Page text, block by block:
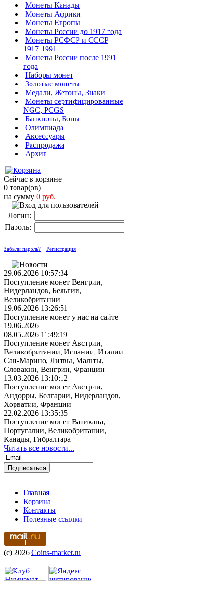
Монеты Канады
Монеты Африки
Монеты Европы
Монеты России до 1917 года
Монеты РСФСР и СССР
1917-1991
Монеты России после 1991
года
Наборы монет
Золотые монеты
Медали, Жетоны, Знаки
Монеты сертифицированные
NGC, PCGS
Банкноты, Боны
Олимпиада
Аксессуары
Распродажа
Архив
Сейчас в корзине
0 товар(ов)
на сумму 0 руб.
Логин:
Пароль:
Забыли пароль? Регистрация
29.06.2026 10:57:34
Поступление монет Венгрии,
Нидерландов, Бельгии,
Великобритании
19.06.2026 13:26:51
Поступление монет у нас на сайте
19.06.2026
08.05.2026 11:49:19
Поступление монет Австрии,
Великобритании, Испании, Италии,
Сан-Марино, Литвы, Мальты,
Словакии, Венгрии, Франции
13.03.2026 13:10:12
Поступление монет Австрии,
Андорры, Болгарии, Нидерландов,
Хорватии, Франции
22.02.2026 13:35:35
Поступление монет Ватикана,
Португалии, Великобритании,
Канады, Гибралтара
Читать все новости...
Главная
Корзина
Контакты
Полезные ссылки
(c) 2026 Coins-market.ru